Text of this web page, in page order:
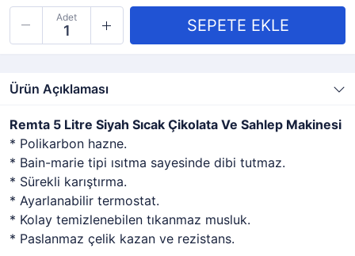
Adet
Ürün Açıklaması
Remta 5 Litre Siyah Sıcak Çikolata Ve Sahlep Makinesi
* Polikarbon hazne.
* Bain-marie tipi ısıtma sayesinde dibi tutmaz.
* Sürekli karıştırma.
* Ayarlanabilir termostat.
* Kolay temizlenebilen tıkanmaz musluk.
* Paslanmaz çelik kazan ve rezistans.